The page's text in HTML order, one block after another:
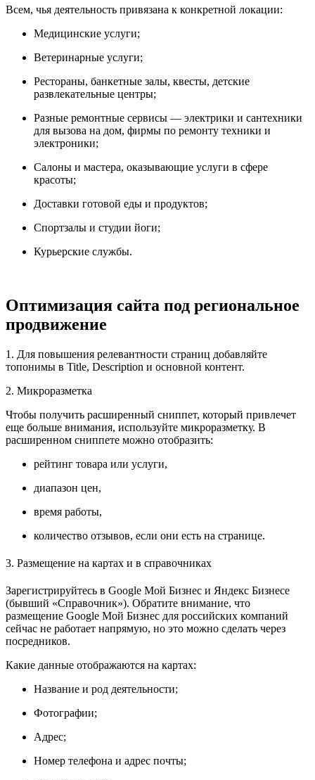
Всем, чья деятельность привязана к конкретной локации:
Медицинские услуги;
Ветеринарные услуги;
Рестораны, банкетные залы, квесты, детские
развлекательные центры;
Разные ремонтные сервисы — электрики и сантехники
для вызова на дом, фирмы по ремонту техники и
электроники;
Салоны и мастера, оказывающие услуги в сфере
красоты;
Доставки готовой еды и продуктов;
Спортзалы и студии йоги;
Курьерские службы.
Оптимизация сайта под региональное
продвижение
1. Для повышения релевантности страниц добавляйте
топонимы в Title, Description и основной контент.
2. Микроразметка
Чтобы получить расширенный сниппет, который привлечет
еще больше внимания, используйте микроразметку. В
расширенном сниппете можно отобразить:
рейтинг товара или услуги,
диапазон цен,
время работы,
количество отзывов, если они есть на странице.
3. Размещение на картах и в справочниках
Зарегистрируйтесь в Google Мой Бизнес и Яндекс Бизнесе
(бывший «Справочник»). Обратите внимание, что
размещение Google Мой Бизнес для российских компаний
сейчас не работает напрямую, но это можно сделать через
посредников.
Какие данные отображаются на картах:
Название и род деятельности;
Фотографии;
Адрес;
Номер телефона и адрес почты;